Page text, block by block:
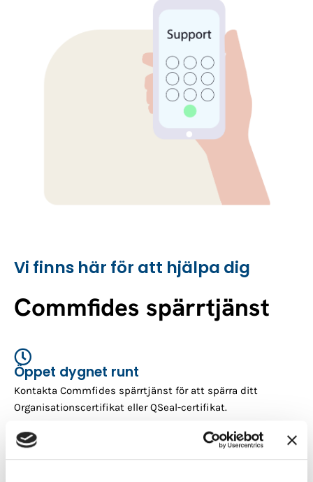
Vi finns här för att hjälpa dig
Commfides spärrtjänst
Öppet dygnet runt
Kontakta Commfides spärrtjänst för att spärra ditt
Organisationscertifikat eller QSeal-certifikat.
Telefonnummer
+47 21 55 62 80